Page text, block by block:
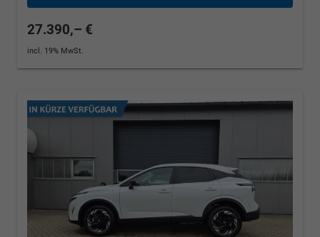
27.390,– €
incl. 19% MwSt.